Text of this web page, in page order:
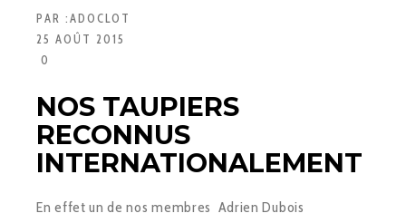
PAR :ADOCLOT
25 AOÛT 2015
0
NOS TAUPIERS
RECONNUS
INTERNATIONALEMENT
En effet un de nos membres Adrien Dubois